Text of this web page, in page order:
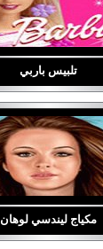
تلبيس باربي
مكياج ليندسي لوهان